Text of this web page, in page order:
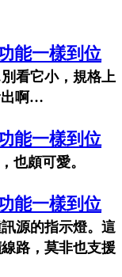
別看它小，規格上
啊…
也頗可愛。
源的指示燈。這
路，莫非也支援